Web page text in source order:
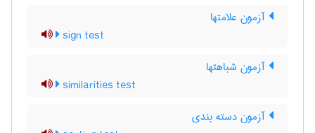
آزمون علامتها
sign test
آزمون شباهتها
similarities test
آزمون دسته بندی